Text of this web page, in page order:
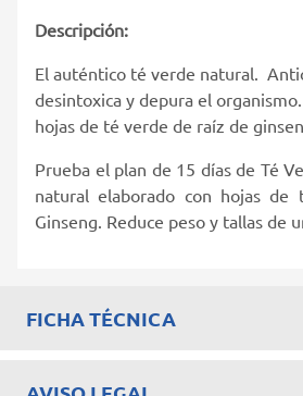
Descripción:
El auténtico té verde natural.
desintoxica y depura el
hojas de té verde de raíz de
Prueba el plan de 15 días de Té
natural elaborado con hojas
Ginseng. Reduce peso y tallas de
FICHA TÉCNICA